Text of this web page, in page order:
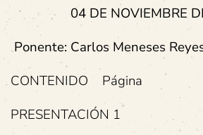
04 DE NOVIEMBRE
Ponente: Carlos Meneses
CONTENIDO Página
PRESENTACIÓN 1